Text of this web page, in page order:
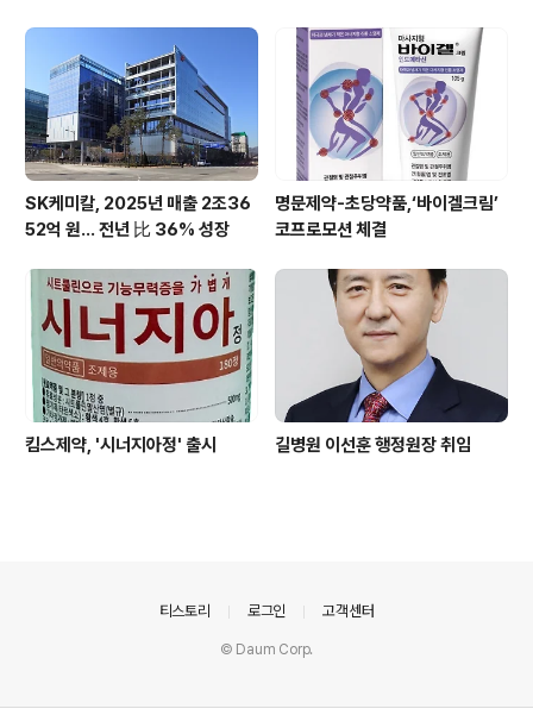
SK케미칼, 2025년 매출 2조36
52억 원… 전년 比 36% 성장
명문제약-초당약품,‘바이겔크림’
코프로모션 체결
킴스제약, '시너지아정' 출시 길병원 이선훈 행정원장 취임
티스토리 로그인 고객센터
© Daum Corp.